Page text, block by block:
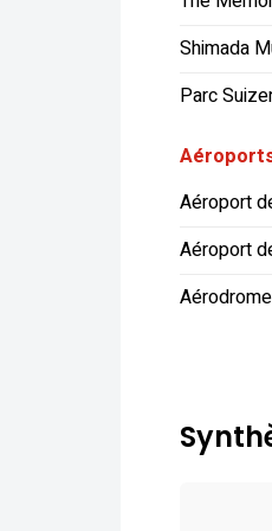
Shimada
Parc
Aéroport
Aéroport